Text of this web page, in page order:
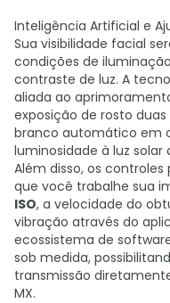
Inteligência Artificial e
Sua visibilidade facial
condições de
contraste de luz. A
aliada ao
exposição de rosto
branco automático em
luminosidade à luz solar
Além disso, os
que você trabalhe sua
ISO, a velocidade do
vibração através do
ecossistema de
sob medida,
transmissão
MX.